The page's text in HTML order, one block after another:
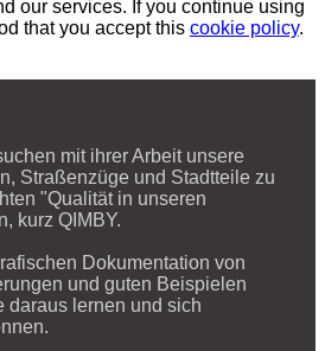
our services. If you continue using
that you accept this cookie policy.
mit ihrer Arbeit unsere
Straßenzüge und Stadtteile zu
"Qualität in unseren
kurz QIMBY.
Dokumentation von
und guten Beispielen
daraus lernen und sich